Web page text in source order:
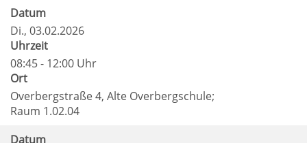
Datum
Di., 03.02.2026
Uhrzeit
08:45 - 12:00 Uhr
Ort
Overbergstraße 4, Alte Overbergschule;
Raum 1.02.04
Datum